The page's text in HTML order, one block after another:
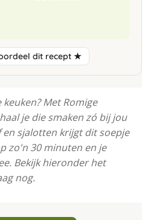
dit recept ★
Met Romige
je die smaken zó bij jou
sjalotten krijgt dit soepje
zo'n 30 minuten en je
Bekijk hieronder het
nog.